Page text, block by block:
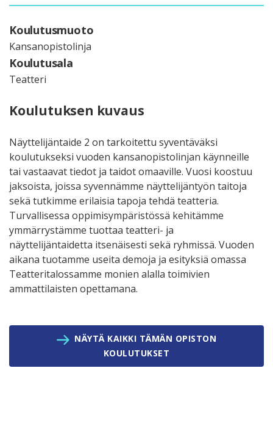
Koulutusmuoto
Kansanopistolinja
Koulutusala
Teatteri
Koulutuksen kuvaus
Näyttelijäntaide 2 on tarkoitettu syventäväksi
koulutukseksi vuoden kansanopistolinjan käynneille
tai vastaavat tiedot ja taidot omaaville. Vuosi koostuu
jaksoista, joissa syvennämme näyttelijäntyön taitoja
sekä tutkimme erilaisia tapoja tehdä teatteria.
Turvallisessa oppimisympäristössä kehitämme
ymmärrystämme tuottaa teatteri- ja
näyttelijäntaidetta itsenäisesti sekä ryhmissä. Vuoden
aikana tuotamme useita demoja ja esityksiä omassa
Teatteritalossamme monien alalla toimivien
ammattilaisten opettamana.
NÄYTÄ KAIKKI TÄMÄN OPISTON
KOULUTUKSET